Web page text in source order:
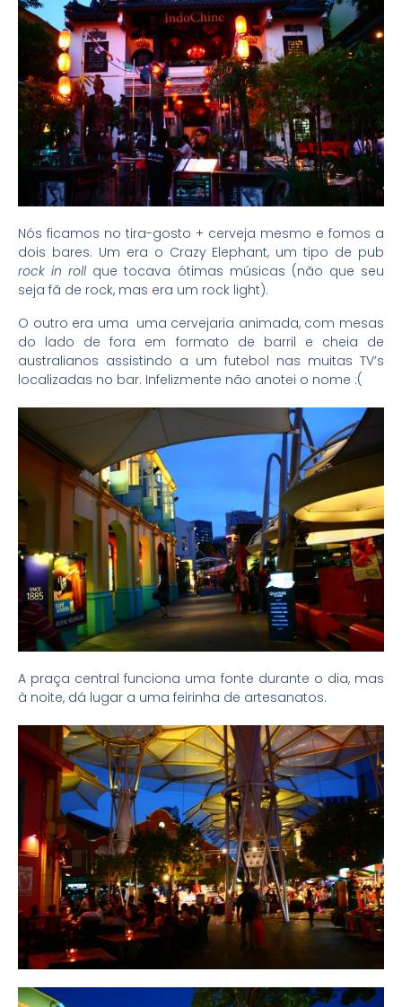
Nós ficamos no tira-gosto + cerveja mesmo e fomos a
dois bares. Um era o Crazy Elephant, um tipo de pub
rock in rollque tocava ótimas músicas (não que seu
seja fã de rock, mas era um rock light).
O outro era uma uma cervejaria animada, com mesas
do lado de fora em formato de barril e cheia de
australianos assistindo a um futebol nas muitas TV’s
localizadas no bar. Infelizmente não anotei o nome :(
A praça central funciona uma fonte durante o dia, mas
à noite, dá lugar a uma feirinha de artesanatos.